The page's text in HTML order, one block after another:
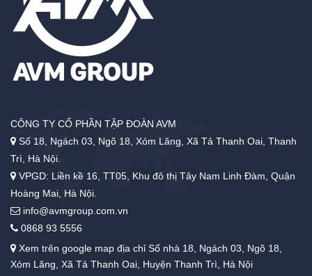
CÔNG TY CỔ PHẦN TẬP ĐOÀN AVM
Số 18, Ngách 03, Ngõ 18, Xóm Lăng, Xã Tả Thanh Oai, Thanh
Trì, Hà Nội.
VPGD: Liền kề 16, TT05, Khu đô thị Tây Nam Linh Đàm, Quận
Hoàng Mai, Hà Nội.
info@avmgroup.com.vn
0868 93 5556
Xem trên google map địa chỉ Số nhà 18, Ngách 03, Ngõ 18,
Xóm Lăng, Xã Tả Thanh Oai, Huyện Thanh Trì, Hà Nội